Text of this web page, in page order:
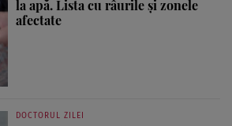
la apă. Lista cu râurile și zonele
afectate
DOCTORUL ZILEI